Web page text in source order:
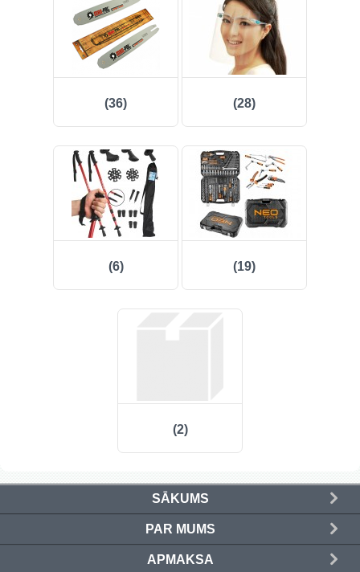
(36) (28)
(6) (19)
(2)
SĀKUMS
PAR MUMS
APMAKSA